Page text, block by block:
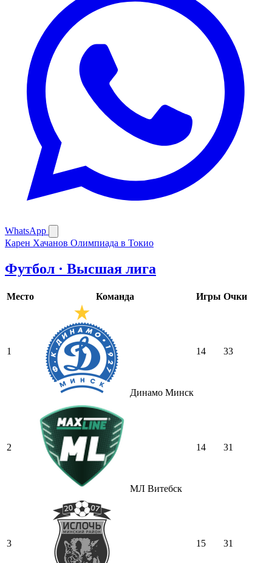
WhatsApp
Карен Хачанов Олимпиада в Токио
Футбол · Высшая лига
Место Команда Игры Очки
1
Динамо Минск
14 33
2
МЛ Витебск
14 31
3 15 31